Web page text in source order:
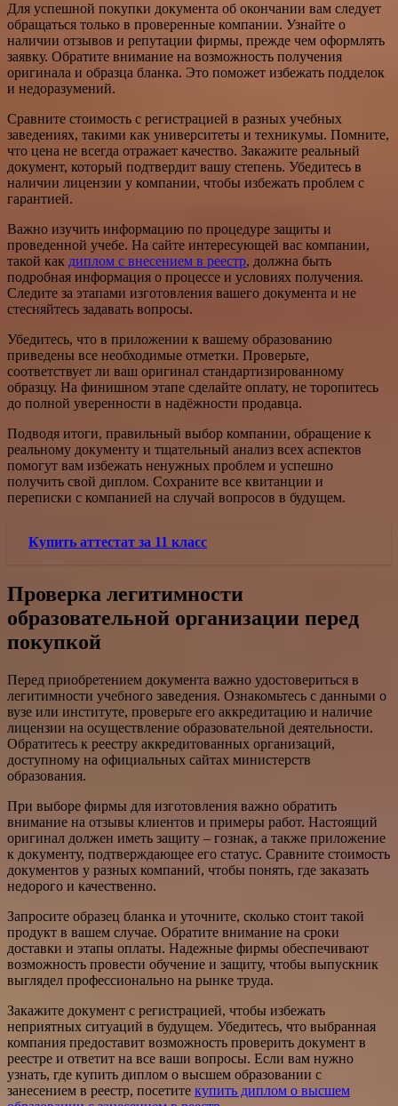
Для успешной покупки документа об окончании вам следует
обращаться только в проверенные компании. Узнайте о
наличии отзывов и репутации фирмы, прежде чем оформлять
заявку. Обратите внимание на возможность получения
оригинала и образца бланка. Это поможет избежать подделок
и недоразумений.
Сравните стоимость с регистрацией в разных учебных
заведениях, такими как университеты и техникумы. Помните,
что цена не всегда отражает качество. Закажите реальный
документ, который подтвердит вашу степень. Убедитесь в
наличии лицензии у компании, чтобы избежать проблем с
гарантией.
Важно изучить информацию по процедуре защиты и
проведенной учебе. На сайте интересующей вас компании,
такой как диплом с внесением в реестр, должна быть
подробная информация о процессе и условиях получения.
Следите за этапами изготовления вашего документа и не
стесняйтесь задавать вопросы.
Убедитесь, что в приложении к вашему образованию
приведены все необходимые отметки. Проверьте,
соответствует ли ваш оригинал стандартизированному
образцу. На финишном этапе сделайте оплату, не торопитесь
до полной уверенности в надёжности продавца.
Подводя итоги, правильный выбор компании, обращение к
реальному документу и тщательный анализ всех аспектов
помогут вам избежать ненужных проблем и успешно
получить свой диплом. Сохраните все квитанции и
переписки с компанией на случай вопросов в будущем.
Купить аттестат за 11 класс
Проверка легитимности
образовательной организации перед
покупкой
Перед приобретением документа важно удостовериться в
легитимности учебного заведения. Ознакомьтесь с данными о
вузе или институте, проверьте его аккредитацию и наличие
лицензии на осуществление образовательной деятельности.
Обратитесь к реестру аккредитованных организаций,
доступному на официальных сайтах министерств
образования.
При выборе фирмы для изготовления важно обратить
внимание на отзывы клиентов и примеры работ. Настоящий
оригинал должен иметь защиту – гознак, а также приложение
к документу, подтверждающее его статус. Сравните стоимость
документов у разных компаний, чтобы понять, где заказать
недорого и качественно.
Запросите образец бланка и уточните, сколько стоит такой
продукт в вашем случае. Обратите внимание на сроки
доставки и этапы оплаты. Надежные фирмы обеспечивают
возможность провести обучение и защиту, чтобы выпускник
выглядел профессионально на рынке труда.
Закажите документ с регистрацией, чтобы избежать
неприятных ситуаций в будущем. Убедитесь, что выбранная
компания предоставит возможность проверить документ в
реестре и ответит на все ваши вопросы. Если вам нужно
узнать, где купить диплом о высшем образовании с
занесением в реестр, посетите купить диплом о высшем